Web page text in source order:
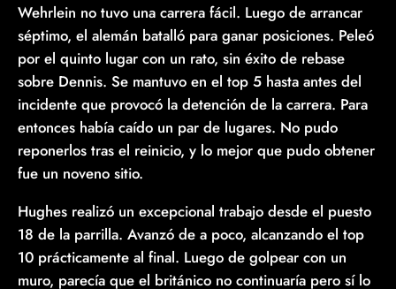
Wehrlein no tuvo una carrera fácil. Luego de arrancar
séptimo, el alemán batalló para ganar posiciones. Peleó
por el quinto lugar con un rato, sin éxito de rebase
sobre Dennis. Se mantuvo en el top 5 hasta antes del
incidente que provocó la detención de la carrera. Para
entonces había caído un par de lugares. No pudo
reponerlos tras el reinicio, y lo mejor que pudo obtener
fue un noveno sitio.
Hughes realizó un excepcional trabajo desde el puesto
18 de la parrilla. Avanzó de a poco, alcanzando el top
10 prácticamente al final. Luego de golpear con un
muro, parecía que el británico no continuaría pero sí lo